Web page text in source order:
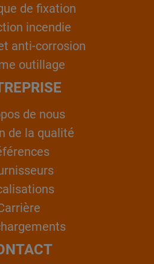
de fixation
incendie
anti-corrosion
outillage
de nous
de la qualité